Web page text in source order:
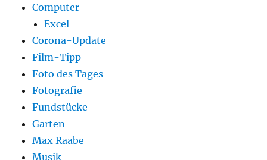
Computer
Excel
Corona-Update
Film-Tipp
Foto des Tages
Fotografie
Fundstücke
Garten
Max Raabe
Musik